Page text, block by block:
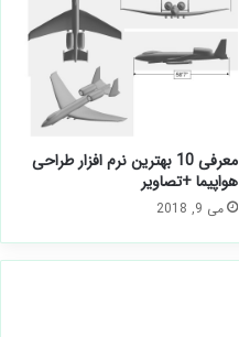
معرفی 10 بهترین نرم افزار طراحی
هواپیما +تصاویر
می 9, 2018